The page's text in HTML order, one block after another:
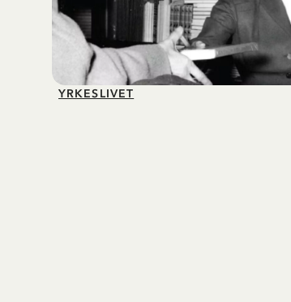
YRKESLIVET